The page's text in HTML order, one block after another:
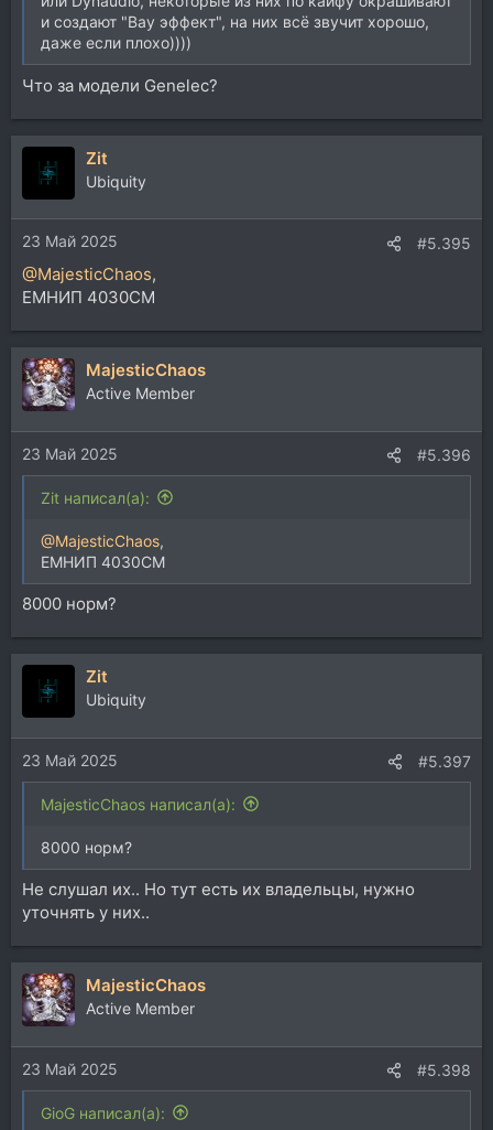
и создают "Вау эффект", на них всё звучит хорошо,
даже если плохо))))
Что за модели Genelec?
Zit
Ubiquity
23 Май 2025 #5.395
@MajesticChaos,
ЕМНИП 4030CM
MajesticChaos
Active Member
23 Май 2025 #5.396
Zit написал(а):
@MajesticChaos,
ЕМНИП 4030CM
8000 норм?
Zit
Ubiquity
23 Май 2025 #5.397
MajesticChaos написал(а):
8000 норм?
Не слушал их.. Но тут есть их владельцы, нужно
уточнять у них..
MajesticChaos
Active Member
23 Май 2025 #5.398
GioG написал(а):